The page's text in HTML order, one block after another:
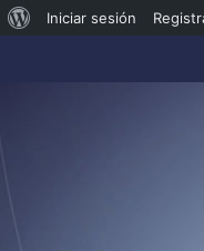
Iniciar sesión